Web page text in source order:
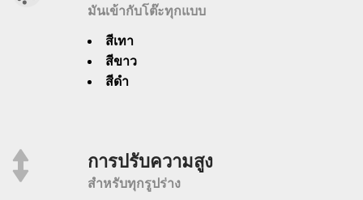
มันเข้ากับโต๊ะทุกแบบ
สีเทา
สีขาว
สีดำ
การปรับความสูง
สำหรับทุกรูปร่าง